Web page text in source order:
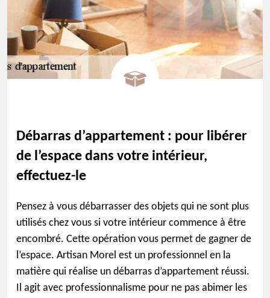
Débarras d’appartement : pour libérer
de l’espace dans votre intérieur,
effectuez-le
Pensez à vous débarrasser des objets qui ne sont plus
utilisés chez vous si votre intérieur commence à être
encombré. Cette opération vous permet de gagner de
l’espace. Artisan Morel est un professionnel en la
matière qui réalise un débarras d’appartement réussi.
Il agit avec professionnalisme pour ne pas abimer les